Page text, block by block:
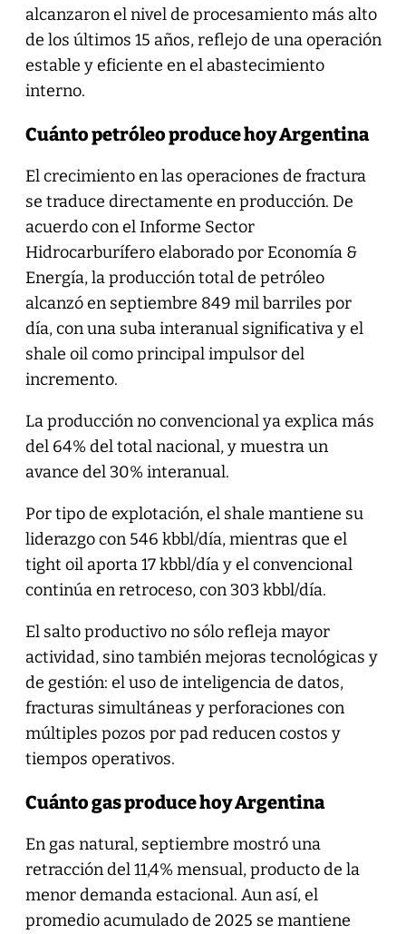
alcanzaron el nivel de procesamiento más alto
de los últimos 15 años, reflejo de una operación
estable y eficiente en el abastecimiento
interno.
Cuánto petróleo produce hoy Argentina
El crecimiento en las operaciones de fractura
se traduce directamente en producción. De
acuerdo con el Informe Sector
Hidrocarburífero elaborado por Economía &
Energía, la producción total de petróleo
alcanzó en septiembre 849 mil barriles por
día, con una suba interanual significativa y el
shale oil como principal impulsor del
incremento.
La producción no convencional ya explica más
del 64% del total nacional, y muestra un
avance del 30% interanual.
Por tipo de explotación, el shale mantiene su
liderazgo con 546 kbbl/día, mientras que el
tight oil aporta 17 kbbl/día y el convencional
continúa en retroceso, con 303 kbbl/día.
El salto productivo no sólo refleja mayor
actividad, sino también mejoras tecnológicas y
de gestión: el uso de inteligencia de datos,
fracturas simultáneas y perforaciones con
múltiples pozos por pad reducen costos y
tiempos operativos.
Cuánto gas produce hoy Argentina
En gas natural, septiembre mostró una
retracción del 11,4% mensual, producto de la
menor demanda estacional. Aun así, el
promedio acumulado de 2025 se mantiene